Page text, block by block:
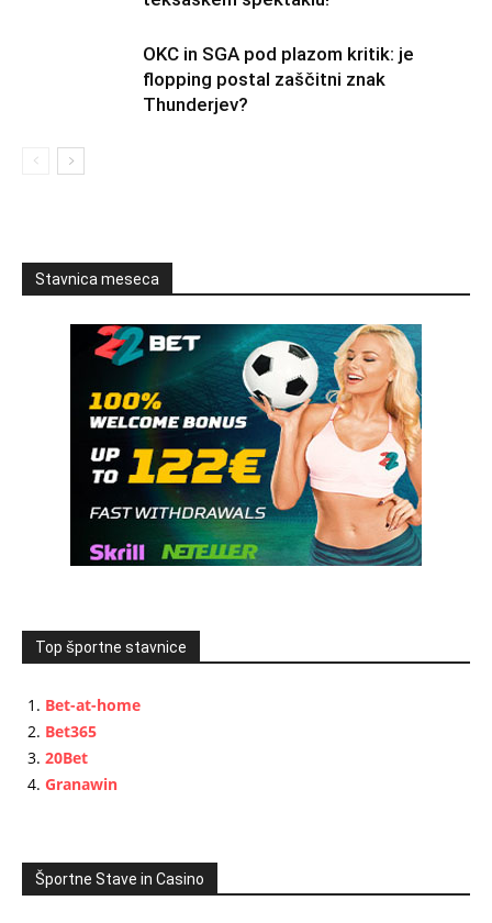
OKC in SGA pod plazom kritik: je
flopping postal zaščitni znak
Thunderjev?
Stavnica meseca
Top športne stavnice
Bet-at-home
Bet365
20Bet
Granawin
Športne Stave in Casino